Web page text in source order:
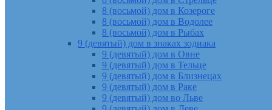
8 (восьмой) дом в Козероге
8 (восьмой) дом в Водолее
8 (восьмой) дом в Рыбах
9 (девятый) дом в знаках зодиака
9 (девятый) дом в Овне
9 (девятый) дом в Тельце
9 (девятый) дом в Близнецах
9 (девятый) дом в Раке
9 (девятый) дом во Льве